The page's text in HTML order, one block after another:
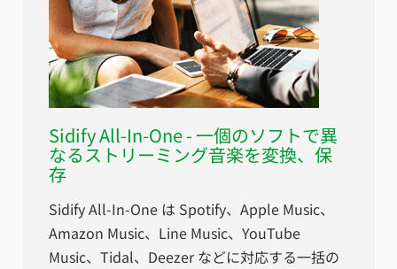
Sidify All-In-One- 一個のソフトで異
なるストリーミング音楽を変換、保
存
Sidify All-In-One は Spotify、Apple Music、
Amazon Music、Line Music、YouTube
Music、Tidal、Deezer などに対応する一括の